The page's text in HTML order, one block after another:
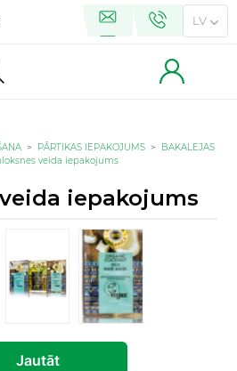
LV
> PĀRTIKAS IEPAKOJUMS > BAKALEJAS
veida iepakojums
iepakojums
Jautāt